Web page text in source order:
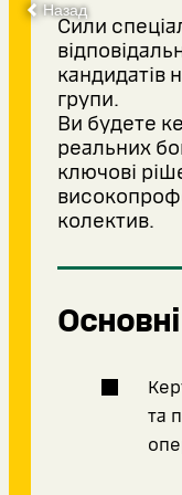
Назад
Сили
кандидатів
групи.
Ви будете
реальних
ключові
колектив.
та